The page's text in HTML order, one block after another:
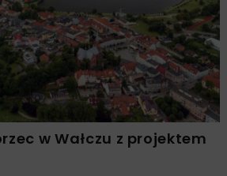
w Wałczu z projektem